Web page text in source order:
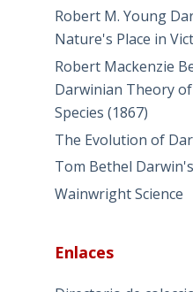
Robert M. Young
Nature's Place in
Robert Mackenzie
Darwinian Theory
Species (1867)
The Evolution of
Tom Bethel
Wainwright Science
Enlaces